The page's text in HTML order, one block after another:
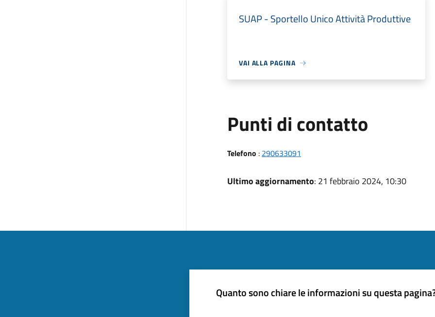
SUAP - Sportello Unico Attività Produttive
VAI ALLA PAGINA
Punti di contatto
Telefono : 290633091
Ultimo aggiornamento: 21 febbraio 2024, 10:30
Quanto sono chiare le informazioni su questa